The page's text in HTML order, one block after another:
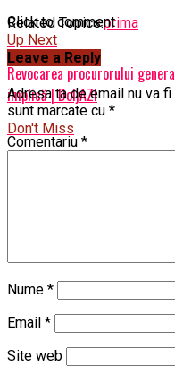
Related Topics:prima
Up Next
Revocarea procurorului
implică | DoljAZI
Don't Miss
Click to comment
Leave a Reply
Adresa ta de email nu va fi
sunt marcate cu *
Comentariu *
Nume *
Email *
Site web